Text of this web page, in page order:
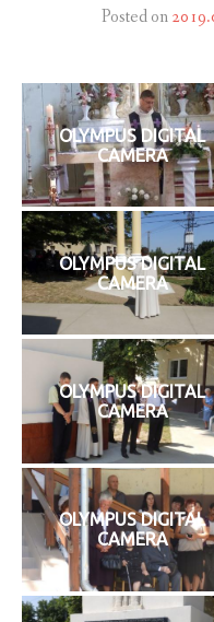
INFORMÁCIÓK
GALÉRIA
KAPCSOLAT
LETÖLTHETŐ
VÁLASZTÁS 2026
ROMA NEMZETISÉGI
Posted on
OLYMPUS DIGITAL
CAMERA
OLYMPUS DIGITAL
CAMERA
OLYMPUS DIGITAL
CAMERA
OLYMPUS DIGITAL
CAMERA